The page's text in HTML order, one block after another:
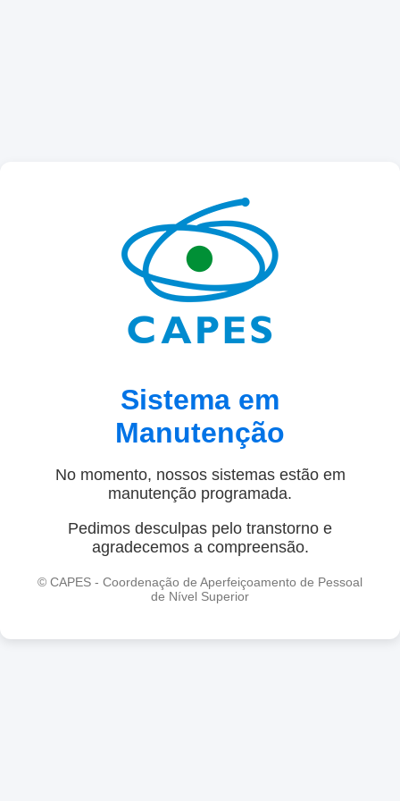
Sistema em
Manutenção
No momento, nossos sistemas estão em
manutenção programada.
Pedimos desculpas pelo transtorno e
agradecemos a compreensão.
© CAPES - Coordenação de Aperfeiçoamento de Pessoal
de Nível Superior